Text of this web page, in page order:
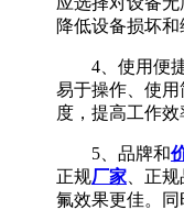
降低设备损坏和
4、使用便捷
易于操作、使
度，提高工作效
5、品牌和
正规厂家 、正
氟效果更佳。